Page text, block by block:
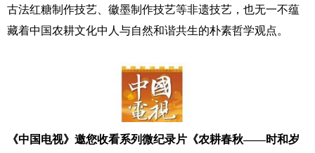
古法红糖制作技艺、徽墨制作技艺等非遗技艺，也无一不蕴
藏着中国农耕文化中人与自然和谐共生的朴素哲学观点。
《中国电视》邀您收看系列微纪录片 《农耕春秋——时和岁